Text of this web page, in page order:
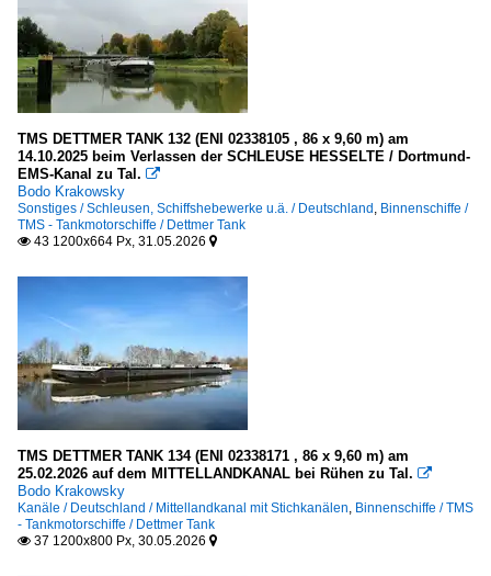
Reedereiflaggen
Schornsteinmarken - funnels
Galerien
Schiffsdetails
Schleusen, Schiffshebewerke u.ä.
Deutschland
Werften und Docks
Deutschland
Spezialschiffe
WSV Deutschland
G
Unternehmen
TMS DETTMER TANK 132 (ENI 02338105 , 86 x 9,60 m) am
14.10.2025 beim Verlassen der SCHLEUSE HESSELTE / Dortmund-
EMS-Kanal zu Tal. 
Bodo Krakowsky
Sonstiges / Schleusen, Schiffshebewerke u.ä. / Deutschland , Binnenschiffe /
TMS - Tankmotorschiffe / Dettmer Tank
 43 1200x664 Px, 31.05.2026 
TMS DETTMER TANK 134 (ENI 02338171 , 86 x 9,60 m) am
25.02.2026 auf dem MITTELLANDKANAL bei Rühen zu Tal. 
Bodo Krakowsky
Kanäle / Deutschland / Mittellandkanal mit Stichkanälen, Binnenschiffe / TMS
- Tankmotorschiffe / Dettmer Tank
 37 1200x800 Px, 30.05.2026 